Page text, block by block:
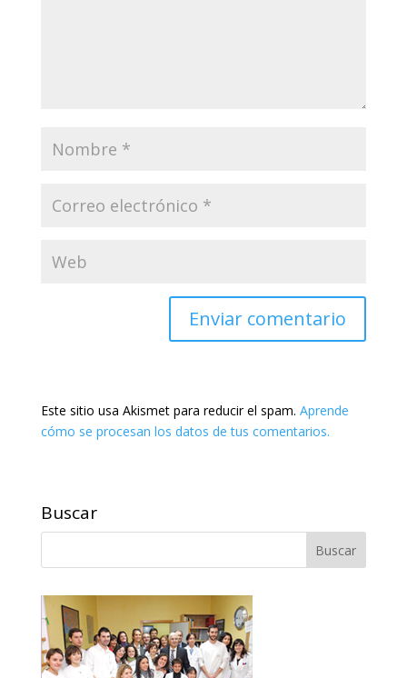
Este sitio usa Akismet para reducir el spam. Aprende
cómo se procesan los datos de tus comentarios.
Buscar